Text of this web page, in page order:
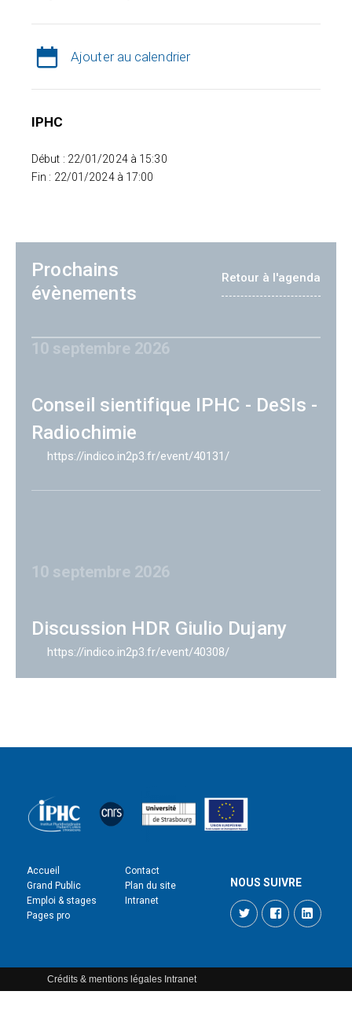
Ajouter au calendrier
IPHC
Début : 22/01/2024 à 15:30
Fin : 22/01/2024 à 17:00
Prochains
évènements
Retour à l'agenda
10 septembre 2026
Conseil sientifique IPHC - DeSIs -
Radiochimie
https://indico.in2p3.fr/event/40131/
10 septembre 2026
Discussion HDR Giulio Dujany
https://indico.in2p3.fr/event/40308/
Accueil
Grand Public
Emploi & stages
Pages pro
Contact
Plan du site
Intranet
NOUS SUIVRE
TwitterFacebook
Crédits & mentions légales Intranet